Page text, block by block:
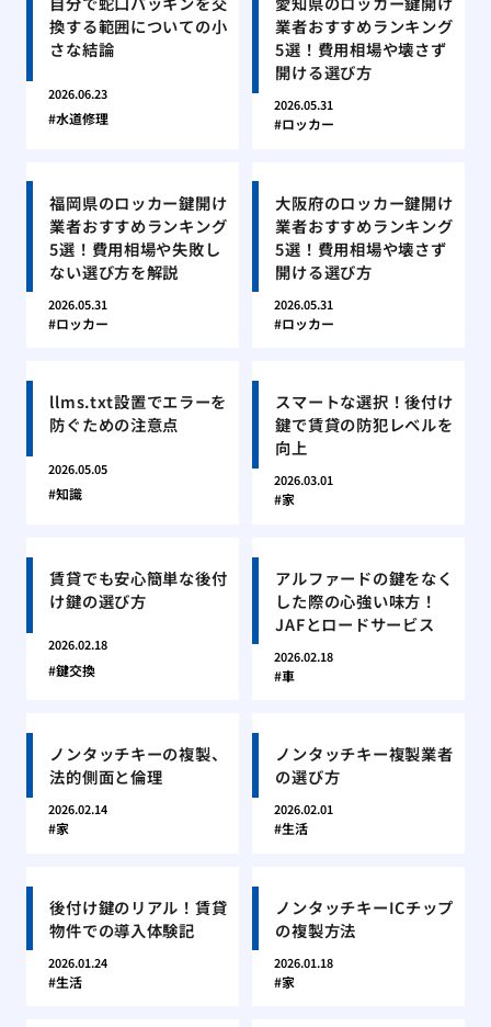
換する範囲についての小
さな結論
2026.06.23
水道修理
業者おすすめランキング
5選！費用相場や壊さず
開ける選び方
2026.05.31
ロッカー
福岡県のロッカー鍵開け
業者おすすめランキング
5選！費用相場や失敗し
ない選び方を解説
2026.05.31
ロッカー
大阪府のロッカー鍵開け
業者おすすめランキング
5選！費用相場や壊さず
開ける選び方
2026.05.31
ロッカー
llms.txt設置でエラーを
防ぐための注意点
2026.05.05
知識
スマートな選択！後付け
鍵で賃貸の防犯レベルを
向上
2026.03.01
家
賃貸でも安心簡単な後付
け鍵の選び方
2026.02.18
鍵交換
アルファードの鍵をなく
した際の心強い味方！
JAFとロードサービス
2026.02.18
車
ノンタッチキーの複製、
法的側面と倫理
2026.02.14
家
ノンタッチキー複製業者
の選び方
2026.02.01
生活
後付け鍵のリアル！賃貸
物件での導入体験記
2026.01.24
生活
ノンタッチキーICチップ
の複製方法
2026.01.18
家